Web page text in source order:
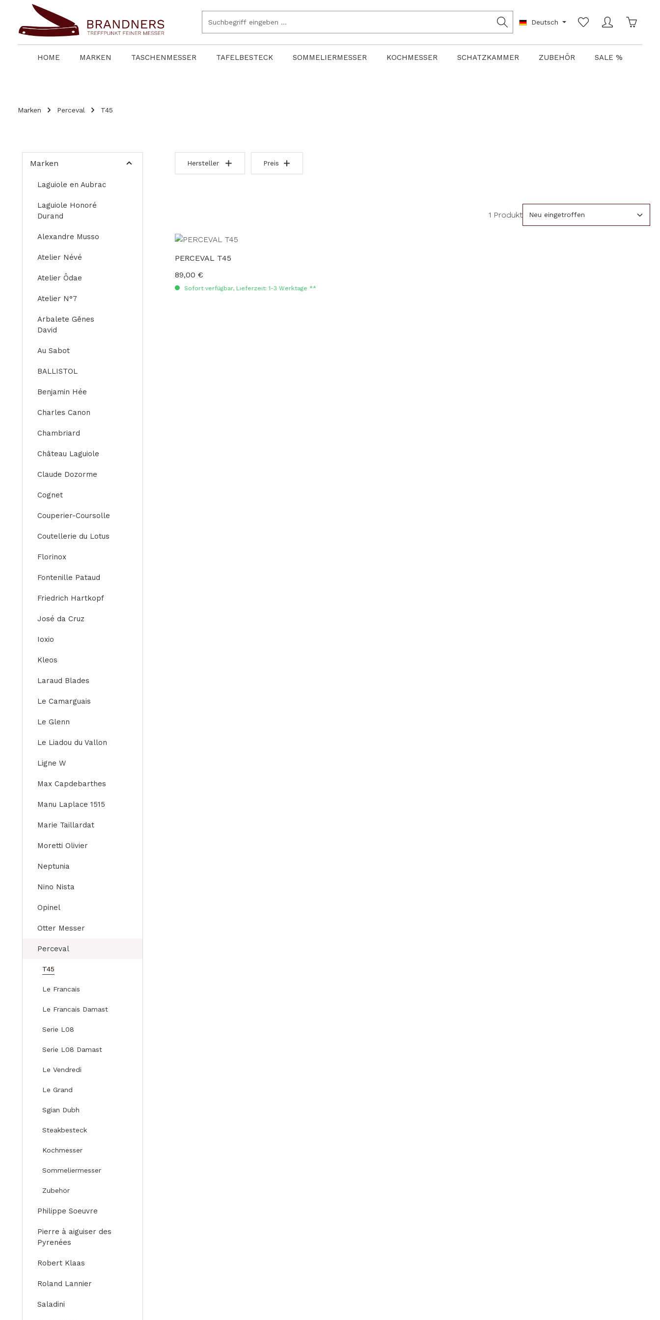
Zur Hauptnavigation springen
Deutsch
HOME MARKEN TASCHENMESSER TAFELBESTECK SOMMELIERMESSER KOCHMESSER SCHATZKAMMER ZUBEHÖR SALE %
Marken Perceval T45
Marken
Laguiole en Aubrac
Laguiole Honoré
Durand
Alexandre Musso
Atelier Névé
Atelier Ôdae
Atelier N°7
Arbalete Gênes
David
Au Sabot
BALLISTOL
Benjamin Hée
Charles Canon
Chambriard
Château Laguiole
Claude Dozorme
Cognet
Couperier-Coursolle
Coutellerie du Lotus
Florinox
Fontenille Pataud
Friedrich Hartkopf
José da Cruz
Ioxio
Kleos
Laraud Blades
Le Camarguais
Le Glenn
Le Liadou du Vallon
Ligne W
Max Capdebarthes
Manu Laplace 1515
Marie Taillardat
Moretti Olivier
Neptunia
Nino Nista
Opinel
Otter Messer
Perceval
T45
Le Francais
Le Francais Damast
Serie L08
Serie L08 Damast
Le Vendredi
Le Grand
Sgian Dubh
Steakbesteck
Kochmesser
Sommeliermesser
Zubehör
Philippe Soeuvre
Pierre à aiguiser des
Pyrenées
Robert Klaas
Roland Lannier
Saladini
Hersteller Preis
1 Produkt
PERCEVAL T45
Regulärer Preis:
89,00 €
Sofort verfügbar, Lieferzeit: 1-3 Werktage **